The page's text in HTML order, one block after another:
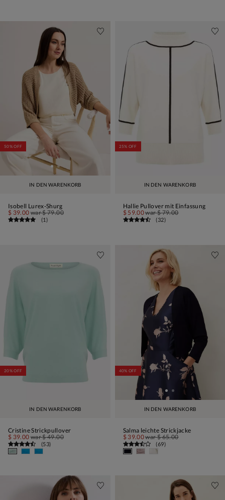
IN DEN WARENKORB
50% OFF
Isobell Lurex-Shurg
$ 39.00 war$ 79.00
(1)
IN DEN WARENKORB
25% OFF
Hallie Pullover mit Einfassung
$ 59.00war$ 79.00
(32)
IN DEN WARENKORB
20% OFF
Cristine Strickpullover
$ 39.00 war$ 49.00
(53)
IN DEN WARENKORB
40% OFF
Salma leichte Strickjacke
$ 39.00war$ 65.00
(69)